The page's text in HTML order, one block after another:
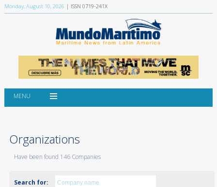
Monday, August 10, 2026 | ISSN 0719-241X
MENU
Organizations
Have been found 146 Companies
Search for: